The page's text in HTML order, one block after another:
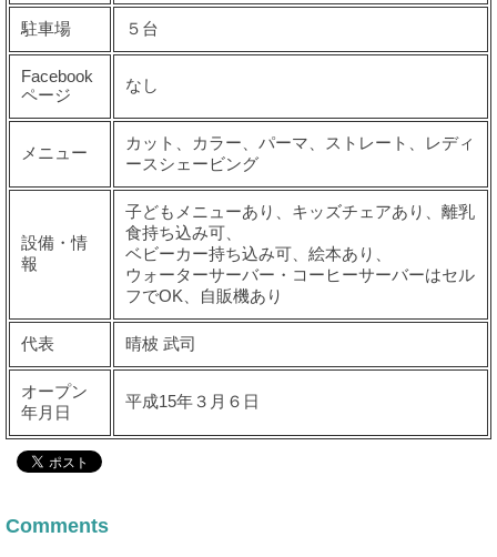
駐車場 ５台
Facebook
ページ
なし
メニュー
カット、カラー、パーマ、ストレート、レディ
ースシェービング
設備・情
報
子どもメニューあり、キッズチェアあり、離乳
食持ち込み可、
ベビーカー持ち込み可、絵本あり、
ウォーターサーバー・コーヒーサーバーはセル
フでOK、自販機あり
代表 晴柀 武司
オープン
年月日
平成15年３月６日
Comments